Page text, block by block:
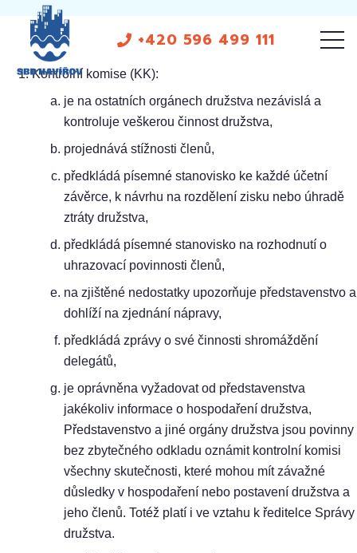
+420 596 499 111
Kontrolní komise (KK):
je na ostatních orgánech družstva nezávislá a
kontroluje veškerou činnost družstva,
projednává stížnosti členů,
předkládá písemné stanovisko ke každé účetní
závěrce, k návrhu na rozdělení zisku nebo úhradě
ztráty družstva,
předkládá písemné stanovisko na rozhodnutí o
uhrazovací povinnosti členů,
na zjištěné nedostatky upozorňuje představenstvo a
dohlíží na zjednání nápravy,
předkládá zprávy o své činnosti shromáždění
delegátů,
je oprávněna vyžadovat od představenstva
jakékoliv informace o hospodaření družstva,
Představenstvo a jiné orgány družstva jsou povinny
bez zbytečného odkladu oznámit kontrolní komisi
všechny skutečnosti, které mohou mít závažné
důsledky v hospodaření nebo postavení družstva a
jeho členů. Totéž platí i ve vztahu k ředitelce Správy
družstva.